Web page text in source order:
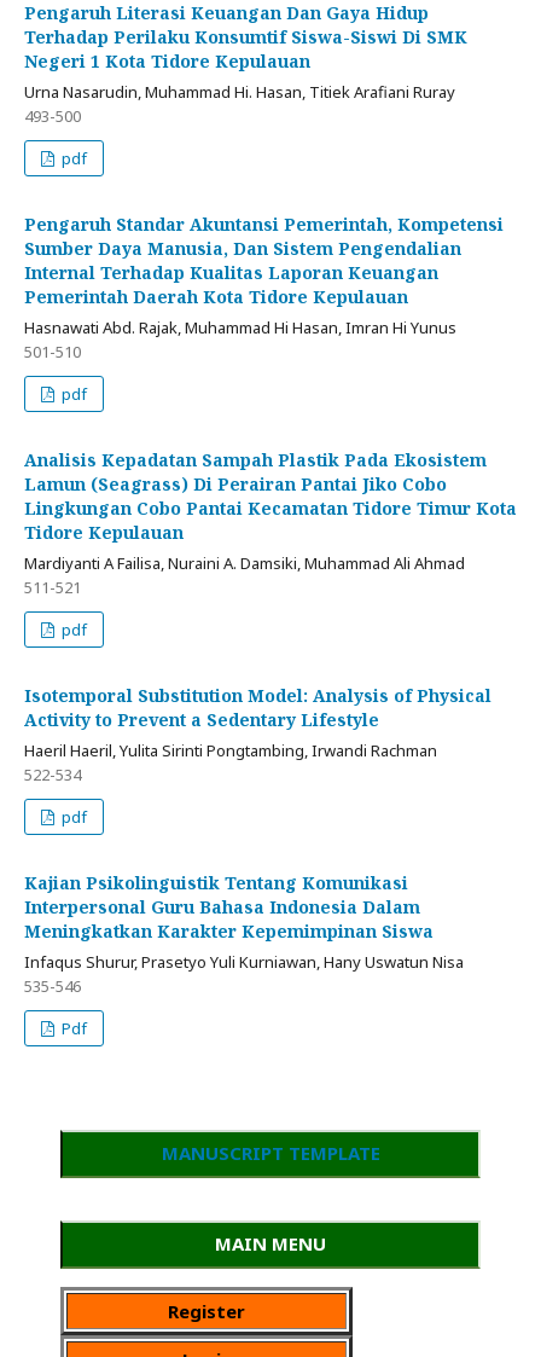
Pengaruh Literasi Keuangan Dan Gaya Hidup
Terhadap Perilaku Konsumtif Siswa-Siswi Di SMK
Negeri 1 Kota Tidore Kepulauan
Urna Nasarudin, Muhammad Hi. Hasan, Titiek Arafiani Ruray
493-500
pdf
Pengaruh Standar Akuntansi Pemerintah, Kompetensi
Sumber Daya Manusia, Dan Sistem Pengendalian
Internal Terhadap Kualitas Laporan Keuangan
Pemerintah Daerah Kota Tidore Kepulauan
Hasnawati Abd. Rajak, Muhammad Hi Hasan, Imran Hi Yunus
501-510
pdf
Analisis Kepadatan Sampah Plastik Pada Ekosistem
Lamun (Seagrass) Di Perairan Pantai Jiko Cobo
Lingkungan Cobo Pantai Kecamatan Tidore Timur Kota
Tidore Kepulauan
Mardiyanti A Failisa, Nuraini A. Damsiki, Muhammad Ali Ahmad
511-521
pdf
Isotemporal Substitution Model: Analysis of Physical
Activity to Prevent a Sedentary Lifestyle
Haeril Haeril, Yulita Sirinti Pongtambing, Irwandi Rachman
522-534
pdf
Kajian Psikolinguistik Tentang Komunikasi
Interpersonal Guru Bahasa Indonesia Dalam
Meningkatkan Karakter Kepemimpinan Siswa
Infaqus Shurur, Prasetyo Yuli Kurniawan, Hany Uswatun Nisa
535-546
Pdf
MANUSCRIPT TEMPLATE
MAIN MENU
Register